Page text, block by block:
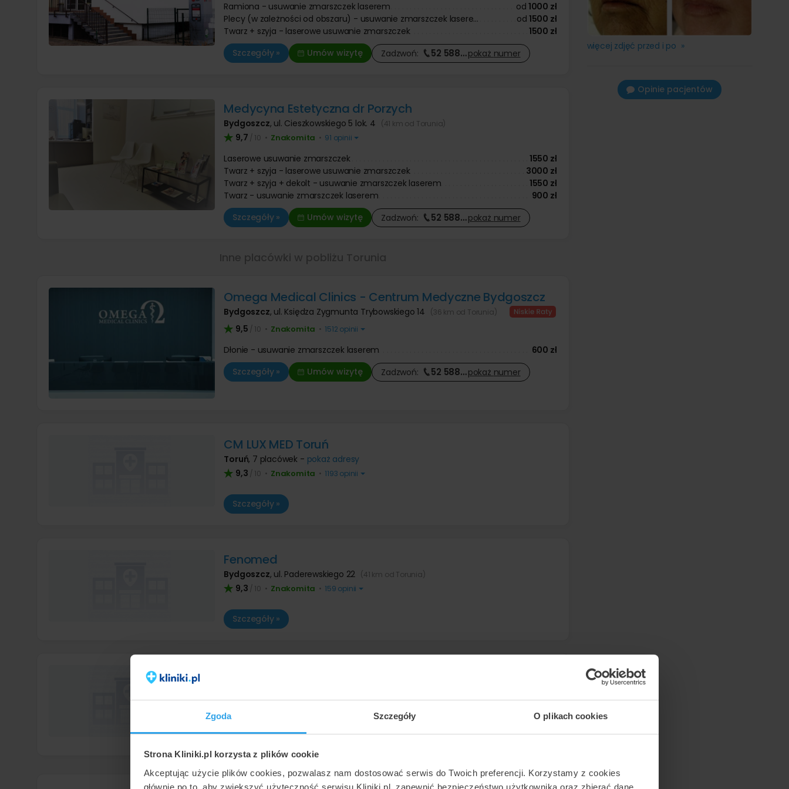
Zgoda Szczegóły O plikach cookies
Strona Kliniki.pl korzysta z plików cookie
Akceptując użycie plików cookies, pozwalasz nam dostosować serwis do Twoich preferencji. Korzystamy z cookies
głównie po to, aby zwiększyć użyteczność serwisu Kliniki.pl, zapewnić bezpieczeństwo użytkownika oraz zbierać dane
Ramiona - usuwanie zmarszczek laserem
od 1000 zł
Plecy (w zależności od obszaru) - usuwanie zmarszczek lasere...
od 1500 zł
Twarz + szyja - laserowe usuwanie zmarszczek
1500 zł
Szczegóły »
Umów wizytę Zadzwoń: 52 588…pokaż numer
Medycyna Estetyczna dr Porzych
Bydgoszcz, ul. Cieszkowskiego 5 lok. 4 (41 km od Torunia)
9,7 / 10 • Znakomita • 91 opinii
Laserowe usuwanie zmarszczek
1550 zł
Twarz + szyja - laserowe usuwanie zmarszczek
3000 zł
Twarz + szyja + dekolt - usuwanie zmarszczek laserem
1550 zł
Twarz - usuwanie zmarszczek laserem
900 zł
Szczegóły »
Umów wizytę Zadzwoń: 52 588…pokaż numer
Omega Medical Clinics - Centrum Medyczne Bydgoszcz
Bydgoszcz, ul. Księdza Zygmunta Trybowskiego 14 (36 km od Torunia)
9,5 / 10 • Znakomita • 1512 opinii
Dłonie - usuwanie zmarszczek laserem
600 zł
Szczegóły »
Umów wizytę Zadzwoń: 52 588…pokaż numer
CM LUX MED Toruń
Toruń, 7 placówek - pokaż adresy
9,3 / 10 • Znakomita • 1193 opinii
Szczegóły »
Fenomed
Bydgoszcz, ul. Paderewskiego 22 (41 km od Torunia)
9,3 / 10 • Znakomita • 159 opinii
Szczegóły »
8,8/ 10•Bardzo dobra•1193 opinii
Szczegóły »
więcej zdjęć przed i po »
Opinie pacjentów